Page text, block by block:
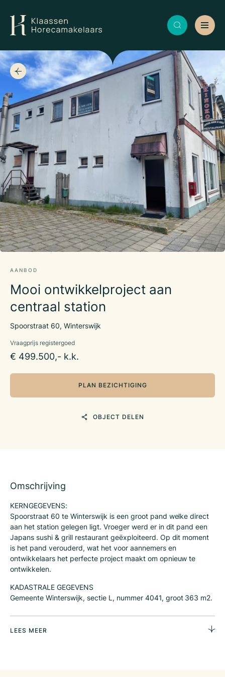
AANBOD
Mooi ontwikkelproject aan
centraal station
Spoorstraat 60, Winterswijk
Vraagprijs registergoed
€ 499.500,- k.k.
PLAN BEZICHTIGING
OBJECT DELEN
Omschrijving
KERNGEGEVENS:
Spoorstraat 60 te Winterswijk is een groot pand welke direct
aan het station gelegen ligt. Vroeger werd er in dit pand een
Japans sushi & grill restaurant geëxploiteerd. Op dit moment
is het pand verouderd, wat het voor aannemers en
ontwikkelaars het perfecte project maakt om opnieuw te
ontwikkelen.
KADASTRALE GEGEVENS
Gemeente Winterswijk, sectie L, nummer 4041, groot 363 m2.
LOCATIE EN SITUERING
De lokalisering van dit pand is heel goed aangezien de
LEES MEER